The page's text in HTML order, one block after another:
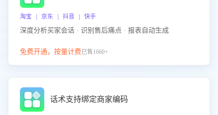
淘宝 | 京东 | 抖音 | 快手
深度分析买家会话 · 识别售后痛点 · 报表自动生成
免费开通，按量计费已售1660+
话术支持绑定商家编码